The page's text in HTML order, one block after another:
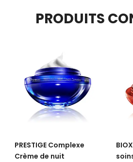
PRODUITS
PRESTIGE Complexe
Crème de nuit